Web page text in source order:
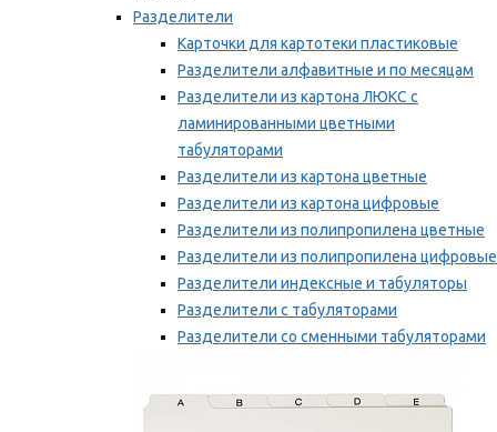
Разделители
Карточки для картотеки пластиковые
Разделители алфавитные и по месяцам
Разделители из картона ЛЮКС с
ламинированными цветными
табуляторами
Разделители из картона цветные
Разделители из картона цифровые
Разделители из полипропилена цветные
Разделители из полипропилена цифровые
Разделители индексные и табуляторы
Разделители с табуляторами
Разделители со сменными табуляторами